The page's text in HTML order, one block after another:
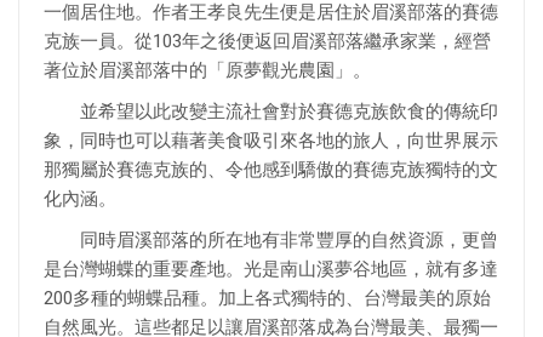
一個居住地。作者王孝良先生便是居住於眉溪部落的賽德
克族一員。從103年之後便返回眉溪部落繼承家業，經營
著位於眉溪部落中的「原夢觀光農園」。
並希望以此改變主流社會對於賽德克族飲食的傳統印
象，同時也可以藉著美食吸引來各地的旅人，向世界展示
那獨屬於賽德克族的、令他感到驕傲的賽德克族獨特的文
化內涵。
同時眉溪部落的所在地有非常豐厚的自然資源，更曾
是台灣蝴蝶的重要產地。光是南山溪夢谷地區，就有多達
200多種的蝴蝶品種。加上各式獨特的、台灣最美的原始
自然風光。這些都足以讓眉溪部落成為台灣最美、最獨一